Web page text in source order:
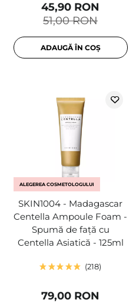
51,00 RON
45,90 RON
ADAUGĂ ÎN COȘ
ALEGEREA COSMETOLOGULUI
SKIN1004 - Madagascar
Centella Ampoule Foam -
Spumă de față cu
Centella Asiatică - 125ml
218
79,00 RON